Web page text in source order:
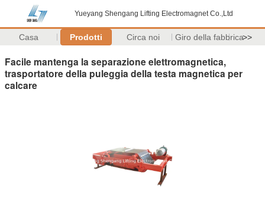
Yueyang Shengang Lifting Electromagnet Co.,Ltd
Casa Prodotti Circa noi Giro della fabbrica>>
Facile mantenga la separazione elettromagnetica,
trasportatore della puleggia della testa magnetica per
calcare